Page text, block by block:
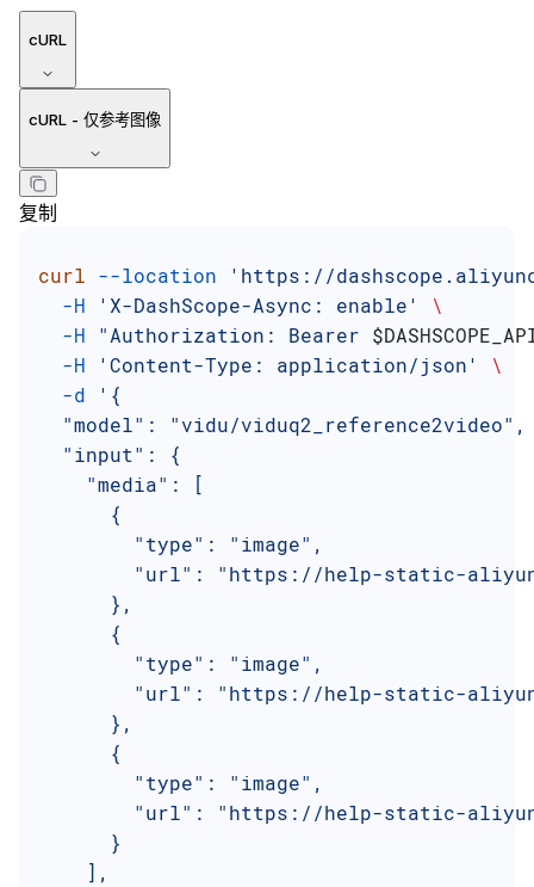
cURL
cURL - 仅参考图像
复制
curl --location 'https://
  -H
'X-DashScope-Async: enable'
\
  -H
"Authorization: Bearer
  -H
'Content-Type: application/json'
\
  -d
'{
  "model": "vidu/viduq2_reference2video",
  "input": {
    "media": [
      {
        "type": "image",
"url": "https://help-static-
      },
      {
        "type": "image",
"url": "https://help-static-
      },
      {
        "type": "image",
"url": "https://help-static-
      }
    ],